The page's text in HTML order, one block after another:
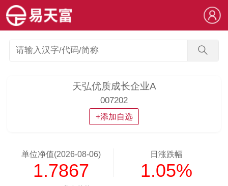
天弘优质成长企业A
007202
+添加自选
单位净值(2026-08-06)
1.7867
日涨跌幅
1.05%